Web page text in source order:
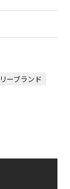
ーブランド